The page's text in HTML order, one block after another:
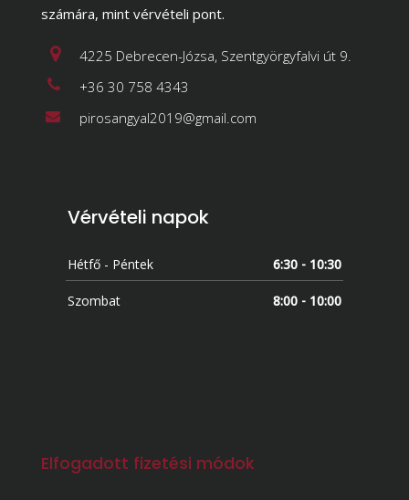
számára, mint vérvételi pont.
4225 Debrecen-Józsa, Szentgyörgyfalvi út 9.
+36 30 758 4343
pirosangyal2019@gmail.com
Vérvételi napok
Hétfő - Péntek 6:30 - 10:30
Szombat 8:00 - 10:00
Elfogadott fizetési módok